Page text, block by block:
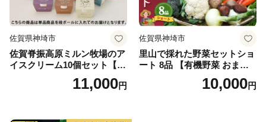
佐賀県神埼市
佐賀脊振高原ミルン牧場のア
イスクリーム10個セット【手
作り 濃厚 生乳 ミルク バニラ
抹茶 チョコ ストロベリー ラ
11,000円
佐賀県神埼市
里山で採れた野菜セットショ
ート 8品 【有機野菜 おまか
せ野菜セット イタリア野菜
西洋野菜】(H078101)10,000円